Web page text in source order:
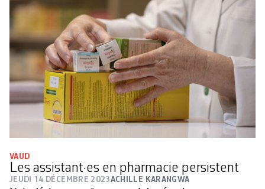
VAUD
Les assistant·es en pharmacie persistent
JEUDI 14 DÉCEMBRE 2023ACHILLE KARANGWA